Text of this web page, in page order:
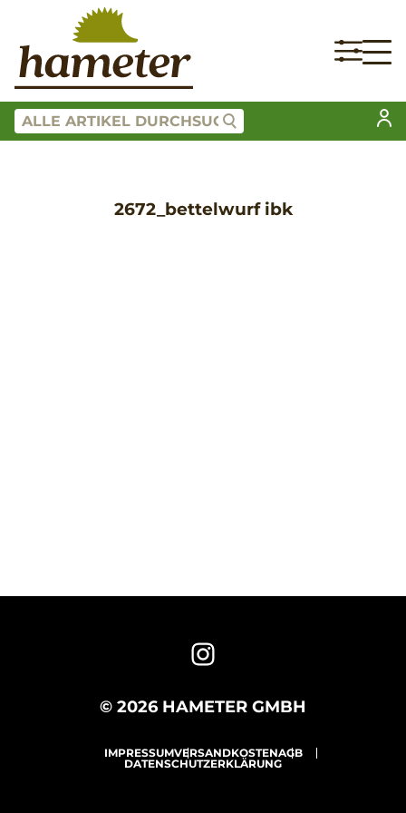
2672_bettelwurf ibk
© 2026 HAMETER GMBH
IMPRESSUMVERSANDKOSTENAGB
DATENSCHUTZERKLÄRUNG